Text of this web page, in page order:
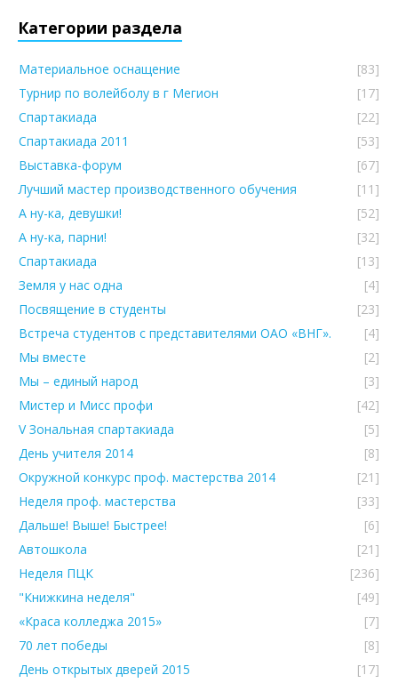
Категории раздела
Материальное оснащение
[83]
Турнир по волейболу в г Мегион
[17]
Спартакиада
[22]
Спартакиада 2011
[53]
Выставка-форум
[67]
Лучший мастер производственного обучения
[11]
А ну-ка, девушки!
[52]
А ну-ка, парни!
[32]
Спартакиада
[13]
Земля у нас одна
[4]
Посвящение в студенты
[23]
Встреча студентов с представителями ОАО «ВНГ».
[4]
Мы вместе
[2]
Мы – единый народ
[3]
Мистер и Мисс профи
[42]
V Зональная спартакиада
[5]
День учителя 2014
[8]
Окружной конкурс проф. мастерства 2014
[21]
Неделя проф. мастерства
[33]
Дальше! Выше! Быстрее!
[6]
Автошкола
[21]
Неделя ПЦК
[236]
"Книжкина неделя"
[49]
«Краса колледжа 2015»
[7]
70 лет победы
[8]
День открытых дверей 2015
[17]